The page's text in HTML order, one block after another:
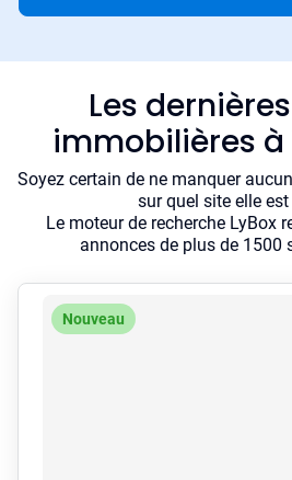
Les
immobilières à
Soyez certain de ne manquer
sur quel site elle
Le moteur de recherche LyBox
annonces de plus de 1500
Nouveau